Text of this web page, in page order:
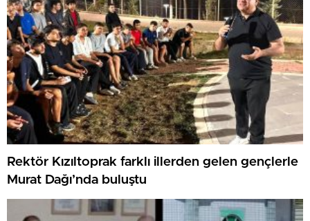
Rektör Kızıltoprak farklı illerden gelen gençlerle
Murat Dağı’nda buluştu